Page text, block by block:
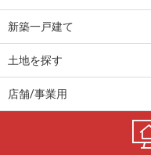
新築一戸建て
土地を探す
店舗/事業用